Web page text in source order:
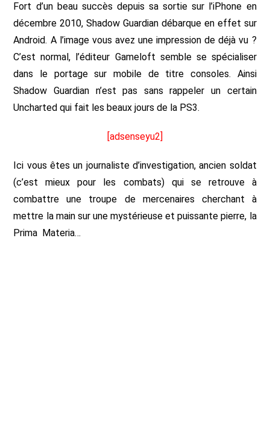
Fort d’un beau succès depuis sa sortie sur l’iPhone en
décembre 2010, Shadow Guardian débarque en effet sur
Android. A l’image vous avez une impression de déjà vu ?
C’est normal, l’éditeur Gameloft semble se spécialiser
dans le portage sur mobile de titre consoles. Ainsi
Shadow Guardian n’est pas sans rappeler un certain
Uncharted qui fait les beaux jours de la PS3.
[adsenseyu2]
Ici vous êtes un journaliste d’investigation, ancien soldat
(c’est mieux pour les combats) qui se retrouve à
combattre une troupe de mercenaires cherchant à
mettre la main sur une mystérieuse et puissante pierre, la
Prima Materia…